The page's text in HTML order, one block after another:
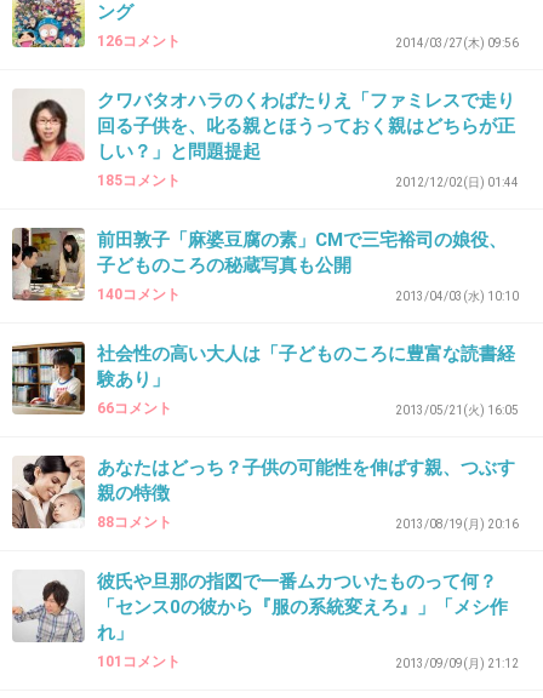
一番驚いたのは鯉のぼりの生地を裁断して作っ
た
スカートだかワンピだか着てきた事
流石にあれは皆で笑った
多感な時期だけに、初潮の時のお赤飯はあり得
ないわ…
小学生のころの髪型は毎回ウルトラマンの母だ
った。
友達が髪を可愛くしてる姿が毎回羨ましかっ
ング
126コメント 2014/03/27(木) 09:56
クワバタオハラのくわばたりえ「ファミレスで走り
回る子供を、叱る親とほうっておく親はどちらが正
しい？」と問題提起
185コメント 2012/12/02(日) 01:44
前田敦子「麻婆豆腐の素」CMで三宅裕司の娘役、
子どものころの秘蔵写真も公開
140コメント 2013/04/03(水) 10:10
社会性の高い大人は「子どものころに豊富な読書経
験あり」
66コメント 2013/05/21(火) 16:05
あなたはどっち？子供の可能性を伸ばす親、つぶす
親の特徴
88コメント 2013/08/19(月) 20:16
彼氏や旦那の指図で一番ムカついたものって何？
「センス0の彼から『服の系統変えろ』」「メシ作
れ」
101コメント 2013/09/09(月) 21:12